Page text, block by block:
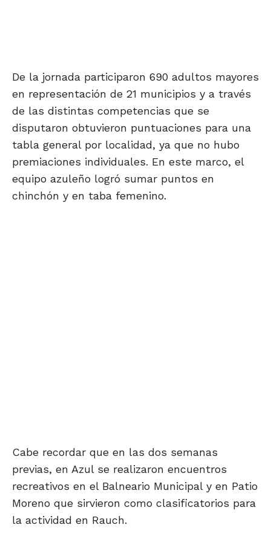
De la jornada participaron 690 adultos mayores
en representación de 21 municipios y a través
de las distintas competencias que se
disputaron obtuvieron puntuaciones para una
tabla general por localidad, ya que no hubo
premiaciones individuales. En este marco, el
equipo azuleño logró sumar puntos en
chinchón y en taba femenino.
Cabe recordar que en las dos semanas
previas, en Azul se realizaron encuentros
recreativos en el Balneario Municipal y en Patio
Moreno que sirvieron como clasificatorios para
la actividad en Rauch.